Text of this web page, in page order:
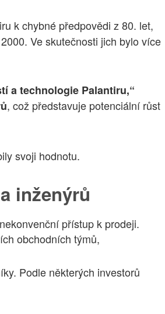
k chybné předpovědi z 80. let,
Ve skutečnosti jich bylo více
a technologie Palantiru,“
, což představuje potenciální růst
svoji hodnotu.
inženýrů
přístup k prodeji.
obchodních týmů,
Podle některých investorů